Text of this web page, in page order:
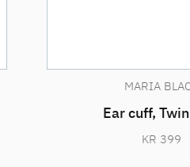
MARIA
Ear cuff,
KR 399